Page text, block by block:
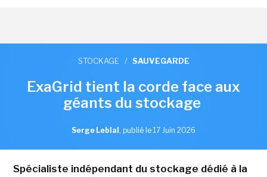
STOCKAGE / SAUVEGARDE
ExaGrid tient la corde face aux
géants du stockage
Serge Leblal , publié le 17 Juin 2026
Spécialiste indépendant du stockage dédié à la